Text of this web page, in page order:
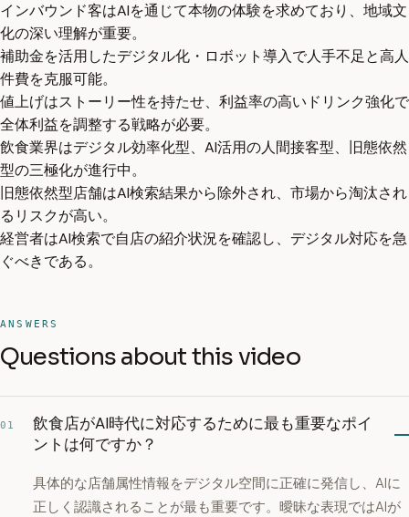
インバウンド客はAIを通じて本物の体験を求めており、地域文
化の深い理解が重要。
補助金を活用したデジタル化・ロボット導入で人手不足と高人
件費を克服可能。
値上げはストーリー性を持たせ、利益率の高いドリンク強化で
全体利益を調整する戦略が必要。
飲食業界はデジタル効率化型、AI活用の人間接客型、旧態依然
型の三極化が進行中。
旧態依然型店舗はAI検索結果から除外され、市場から淘汰され
るリスクが高い。
経営者はAI検索で自店の紹介状況を確認し、デジタル対応を急
ぐべきである。
ANSWERS
Questions about this video
01
飲食店がAI時代に対応するために最も重要なポイ
ントは何ですか？
具体的な店舗属性情報をデジタル空間に正確に発信し、AIに
正しく認識されることが最も重要です。曖昧な表現ではAIが